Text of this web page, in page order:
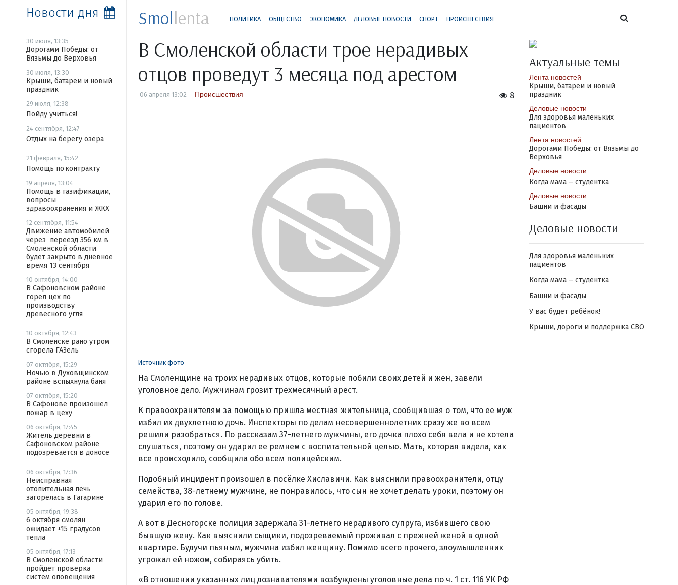
Новости дня
30 июля, 13:35
Дорогами Победы: от
Вязьмы до Верховья
30 июля, 13:30
Крыши, батареи и новый
праздник
29 июля, 12:38
Пойду учиться!
24 сентября, 12:47
Отдых на берегу озера
21 февраля, 15:42
Помощь по контракту
19 апреля, 13:04
Помощь в газификации,
вопросы
здравоохранения и ЖКХ
12 сентября, 11:54
Движение автомобилей
через переезд 356 км в
Смоленской области
будет закрыто в дневное
время 13 сентября
10 октября, 14:00
В Сафоновском районе
горел цех по
производству
древесного угля
10 октября, 12:43
В Смоленске рано утром
сгорела ГАЗель
07 октября, 15:29
Ночью в Духовщинском
районе вспыхнула баня
07 октября, 15:20
В Сафонове произошел
пожар в цеху
06 октября, 17:45
Житель деревни в
Сафоновском районе
подозревается в доносе
06 октября, 17:36
Неисправная
отопительная печь
загорелась в Гагарине
05 октября, 19:38
6 октября смолян
ожидает +15 градусов
тепла
05 октября, 17:13
В Смоленской области
пройдет проверка
систем оповещения
Smollenta ПОЛИТИКА ОБЩЕСТВО ЭКОНОМИКА ДЕЛОВЫЕ НОВОСТИ СПОРТ ПРОИСШЕСТВИЯ
В Смоленской области трое нерадивых
отцов проведут 3 месяца под арестом
8
06 апреля 13:02 Происшествия
Источник фото
На Смоленщине на троих нерадивых отцов, которые побили своих детей и жен, завели
уголовное дело. Мужчинам грозит трехмесячный арест.
К правоохранителям за помощью пришла местная жительница, сообщившая о том, что ее муж
избил их двухлетнюю дочь. Инспекторы по делам несовершеннолетних сразу же во всем
решили разобраться. По рассказам 37-летнего мужчины, его дочка плохо себя вела и не хотела
слушаться, поэтому он ударил ее ремнем с воспитательной целью. Мать, которая видела, как
все происходило, сообщила обо всем полицейским.
Подобный инцидент произошел в посёлке Хиславичи. Как выяснили правоохранители, отцу
семейства, 38-летнему мужчине, не понравилось, что сын не хочет делать уроки, поэтому он
ударил его по голове.
А вот в Десногорске полиция задержала 31-летнего нерадивого супруга, избившего свою
бывшую жену. Как выяснили сыщики, подозреваемый проживал с прежней женой в одной
квартире. Будучи пьяным, мужчина избил женщину. Помимо всего прочего, злоумышленник
угрожал ей ножом, собираясь убить.
«В отношении указанных лиц дознавателями возбуждены уголовные дела по ч. 1 ст. 116 УК РФ
Актуальные темы
Лента новостей
Крыши, батареи и новый
праздник
Деловые новости
Для здоровья маленьких
пациентов
Лента новостей
Дорогами Победы: от Вязьмы до
Верховья
Деловые новости
Когда мама – студентка
Деловые новости
Башни и фасады
Деловые новости
Для здоровья маленьких
пациентов
Когда мама – студентка
Башни и фасады
У вас будет ребёнок!
Крыши, дороги и поддержка СВО